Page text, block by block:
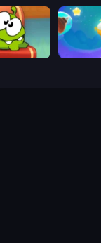
Cut the Rope: Experiments Cut the